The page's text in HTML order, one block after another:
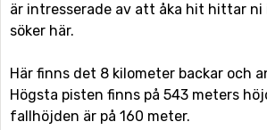
är intresserade av att åka hit hittar
söker här.
Här finns det 8 kilometer backar och
Högsta pisten finns på 543 meters
fallhöjden är på 160 meter.